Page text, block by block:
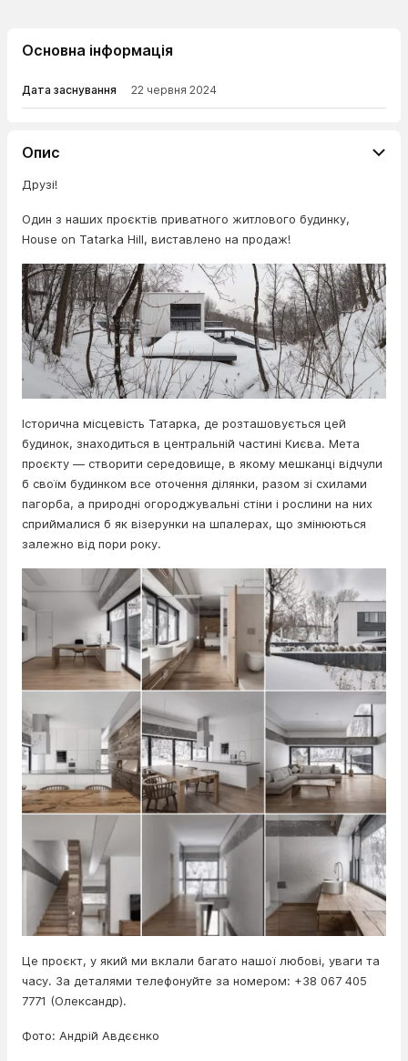
Основна інформація
Дата заснування 22 червня 2024
Опис
Друзі!
Один з наших проєктів приватного житлового будинку,
House on Tatarka Hill, виставлено на продаж!
Історична місцевість Татарка, де розташовується цей
будинок, знаходиться в центральній частині Києва. Мета
проєкту — створити середовище, в якому мешканці відчули
б своїм будинком все оточення ділянки, разом зі схилами
пагорба, а природні огороджувальні стіни і рослини на них
сприймалися б як візерунки на шпалерах, що змінюються
залежно від пори року.
Це проєкт, у який ми вклали багато нашої любові, уваги та
часу. За деталями телефонуйте за номером: +38 067 405
7771 (Олександр).
Фото: Андрій Авдєєнко